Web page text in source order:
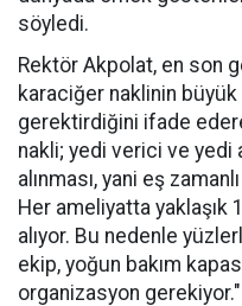
söyledi.
Rektör Akpolat, en son
karaciğer naklinin
gerektirdiğini ifade
nakli; yedi verici ve yedi
alınması, yani eş
Her ameliyatta yaklaşık
alıyor. Bu nedenle
ekip, yoğun bakım
organizasyon